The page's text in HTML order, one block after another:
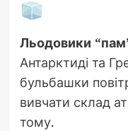
Льодовики
Антарктиді та
бульбашки
вивчати склад
тому.